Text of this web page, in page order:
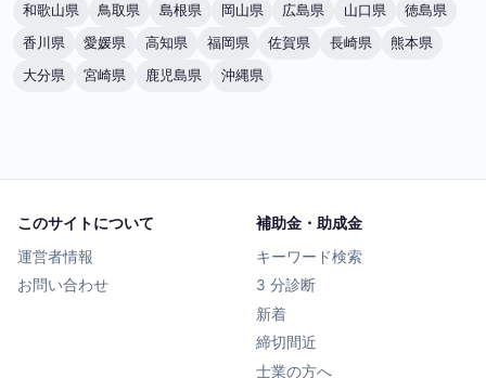
和歌山県
鳥取県 島根県 岡山県 広島県 山口県
徳島県
香川県
愛媛県 高知県 福岡県 佐賀県 長崎県
熊本県
大分県
宮崎県 鹿児島県 沖縄県
このサイトについて
運営者情報
お問い合わせ
補助金・助成金
キーワード検索
3 分診断
新着
締切間近
士業の方へ